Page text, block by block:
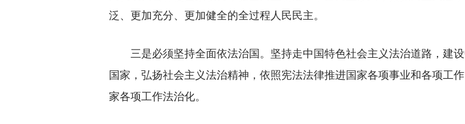
泛、更加充分、更加健全的全过程人民民主。
三是必须坚持全面依法治国。坚持走中国特色社会主义法治道路，建
国家，弘扬社会主义法治精神，依照宪法法律推进国家各项事业和各项工
家各项工作法治化。